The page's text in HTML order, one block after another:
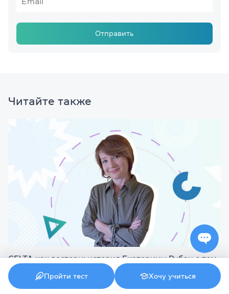
Отправить
Читайте также
CELTA как вестерн: история Екатерины Рубан о том,
как научиться ездить верхом на лошади, даже если
никогда этого не делал
Пройти тест Хочу учиться